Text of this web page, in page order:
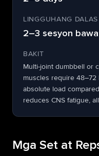
LINGGUHANG DALAS
2–3 sesyon
BAKIT
Multi-joint dumbbell or
muscles require
absolute load
reduces CNS fatigue,
Mga Set at